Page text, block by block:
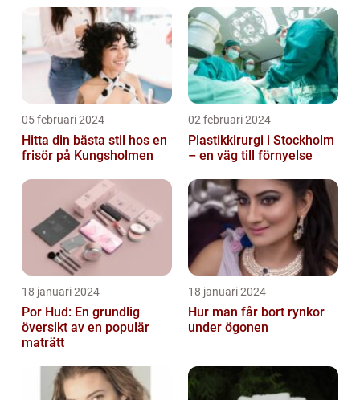
05 februari 2024
Hitta din bästa stil hos en
frisör på Kungsholmen
02 februari 2024
Plastikkirurgi i Stockholm
– en väg till förnyelse
18 januari 2024
Por Hud: En grundlig
översikt av en populär
maträtt
18 januari 2024
Hur man får bort rynkor
under ögonen